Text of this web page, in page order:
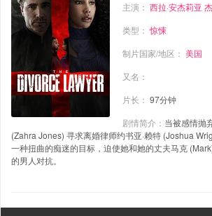
主演：西拉·安杰莉亚
类型：惊悚
制片国家/地区：美国
又名：
片长：97分钟
剧情简介： 当被感情抛
(Zahra Jones) 寻求离婚律师约书亚·赖特 (Joshua
一种扭曲的痴迷的目标，迫使她和她的丈夫马克
的男人对抗。